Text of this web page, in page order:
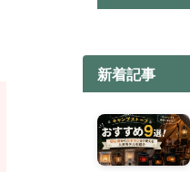
新着記事